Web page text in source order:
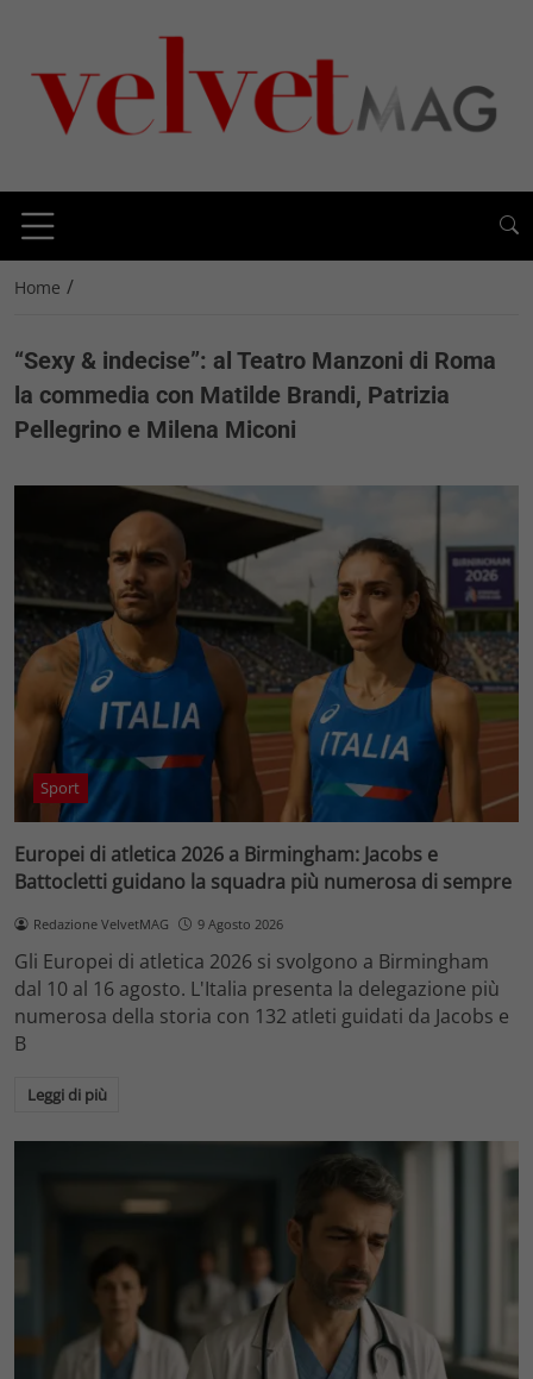
Home /
“Sexy & indecise”: al Teatro Manzoni di Roma
la commedia con Matilde Brandi, Patrizia
Pellegrino e Milena Miconi
Sport
Europei di atletica 2026 a Birmingham: Jacobs e
Battocletti guidano la squadra più numerosa di sempre
Redazione VelvetMAG 9 Agosto 2026
Gli Europei di atletica 2026 si svolgono a Birmingham
dal 10 al 16 agosto. L'Italia presenta la delegazione più
numerosa della storia con 132 atleti guidati da Jacobs e
B
Leggi di più